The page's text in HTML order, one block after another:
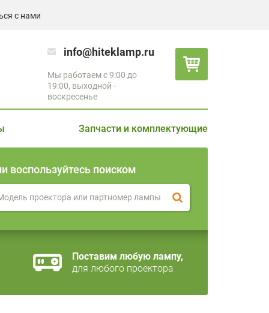
с нами
info@hiteklamp.ru
Мы работаем с 9:00 до
19:00, выходной -
воскресенье
Запчасти и комплектующие
воспользуйтесь поиском
Поставим любую лампу,
для любого проектора